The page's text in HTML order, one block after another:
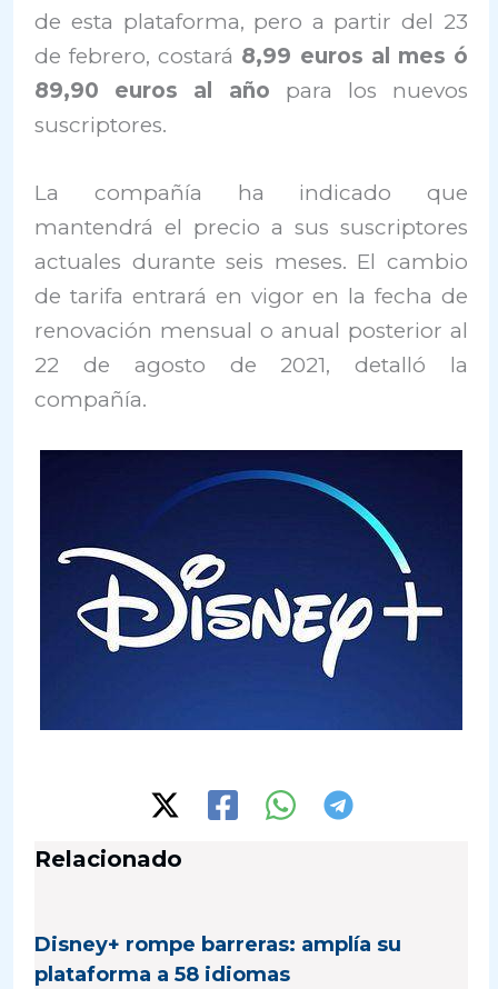
de esta plataforma, pero a partir del 23
de febrero, costará 8,99 euros al mes ó
89,90 euros al año para los nuevos
suscriptores.
La compañía ha indicado que
mantendrá el precio a sus suscriptores
actuales durante seis meses. El cambio
de tarifa entrará en vigor en la fecha de
renovación mensual o anual posterior al
22 de agosto de 2021, detalló la
compañía.
Relacionado
Disney+ rompe barreras: amplía su
plataforma a 58 idiomas